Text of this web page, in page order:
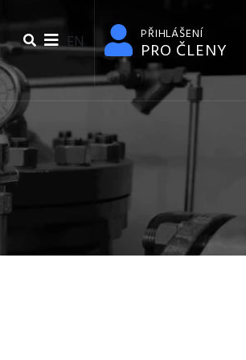
PŘIHLÁŠENÍ
PRO ČLENY
EN